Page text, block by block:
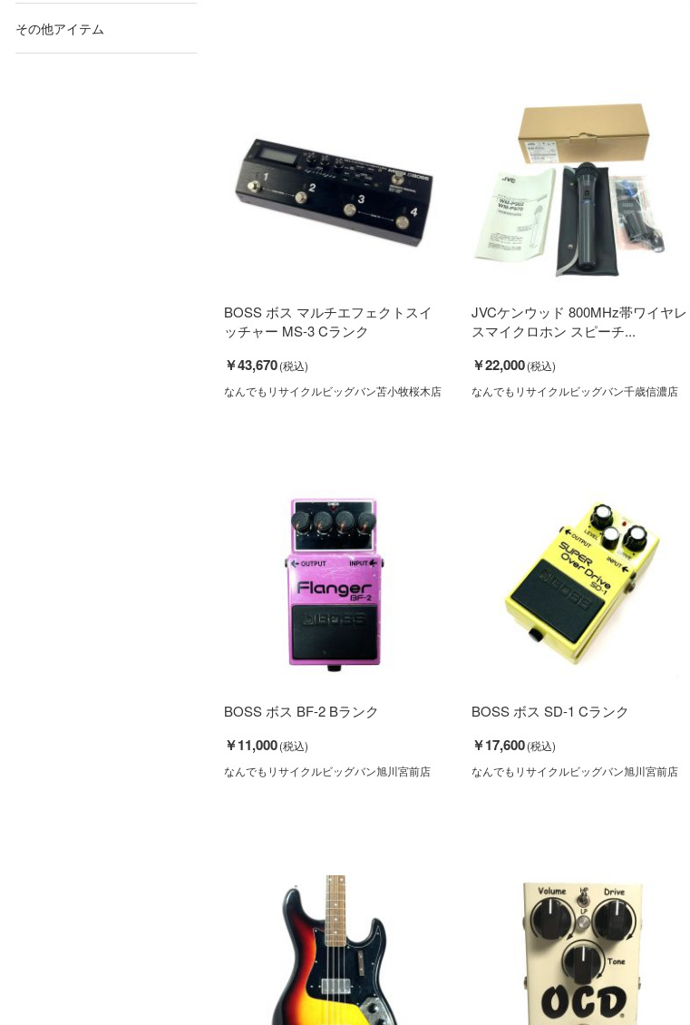
その他アイテム
BOSS ボス マルチエフェクトスイ
ッチャー MS-3 Cランク
￥43,670
なんでもリサイクルビッグバン苫小牧桜木店
JVCケンウッド 800MHz帯ワイヤレ
スマイクロホン スピーチ...
￥22,000
なんでもリサイクルビッグバン千歳信濃店
BOSS ボス BF-2 Bランク
￥11,000
なんでもリサイクルビッグバン旭川宮前店
BOSS ボス SD-1 Cランク
￥17,600
なんでもリサイクルビッグバン旭川宮前店